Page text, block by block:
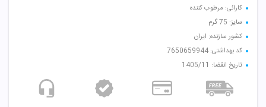
کارائی: مرطوب کننده
سایز: 75 گرم
کشور سازنده: ایران
کد بهداشتی: 7650659944
تاریخ انقضا: 1405/11